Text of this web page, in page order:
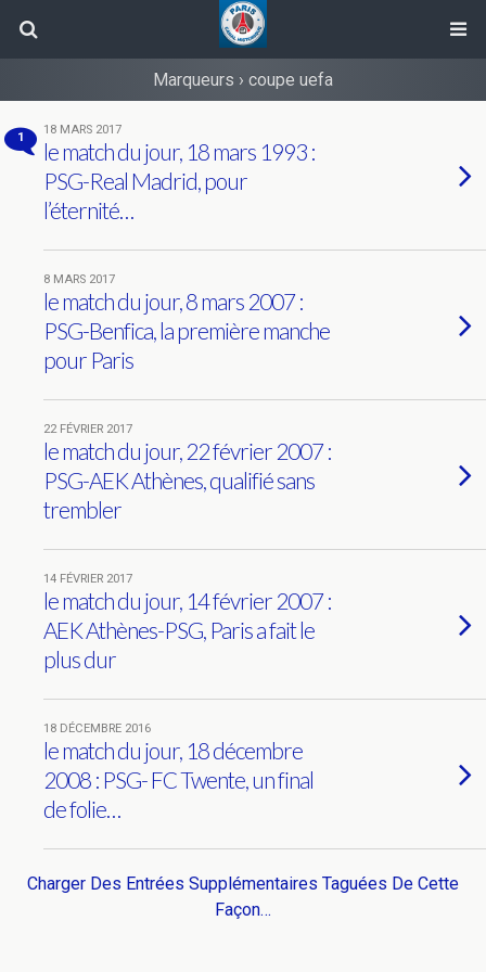
Marqueurs › coupe uefa
1
18 MARS 2017
le match du jour, 18 mars 1993 :
PSG-Real Madrid, pour
l’éternité…
8 MARS 2017
le match du jour, 8 mars 2007 :
PSG-Benfica, la première manche
pour Paris
22 FÉVRIER 2017
le match du jour, 22 février 2007 :
PSG-AEK Athènes, qualifié sans
trembler
14 FÉVRIER 2017
le match du jour, 14 février 2007 :
AEK Athènes-PSG, Paris a fait le
plus dur
18 DÉCEMBRE 2016
le match du jour, 18 décembre
2008 : PSG- FC Twente, un final
de folie…
Charger Des Entrées Supplémentaires Taguées De Cette
Façon…